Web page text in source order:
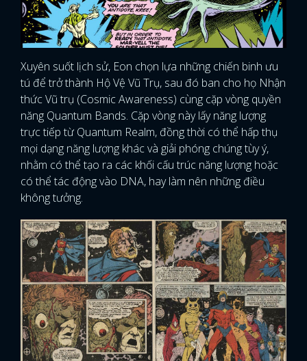
Xuyên suốt lịch sử, Eon chọn lựa những chiến binh ưu
tú để trở thành Hộ Vệ Vũ Trụ, sau đó ban cho họ Nhận
thức Vũ trụ (Cosmic Awareness) cùng cặp vòng quyền
năng Quantum Bands. Cặp vòng này lấy năng lượng
trực tiếp từ Quantum Realm, đồng thời có thể hấp thụ
mọi dạng năng lượng khác và giải phóng chúng tùy ý,
nhằm có thể tạo ra các khối cấu trúc năng lượng hoặc
có thể tác động vào DNA, hay làm nên những điều
không tưởng.